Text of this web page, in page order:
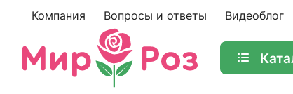
Компания Вопросы и ответы Видеоблог